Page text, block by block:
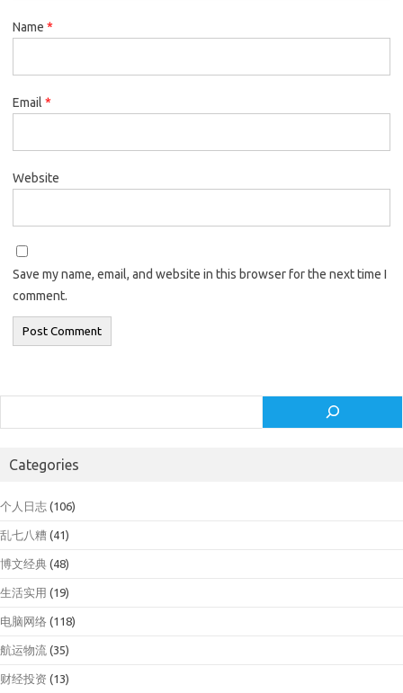
Name *
Email *
Website
Save my name, email, and website in this browser for the next time I
comment.
Categories
个人日志 (106)
乱七八糟 (41)
博文经典 (48)
生活实用 (19)
电脑网络 (118)
航运物流 (35)
财经投资 (13)